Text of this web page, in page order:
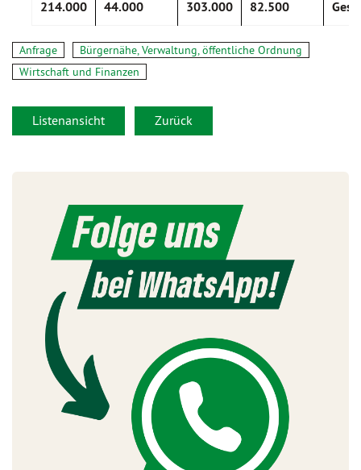
214.000 44.000 303.000 82.500
Anfrage
Bürgernähe, Verwaltung, öffentliche Ordnung
Wirtschaft und Finanzen
Listenansicht Zurück